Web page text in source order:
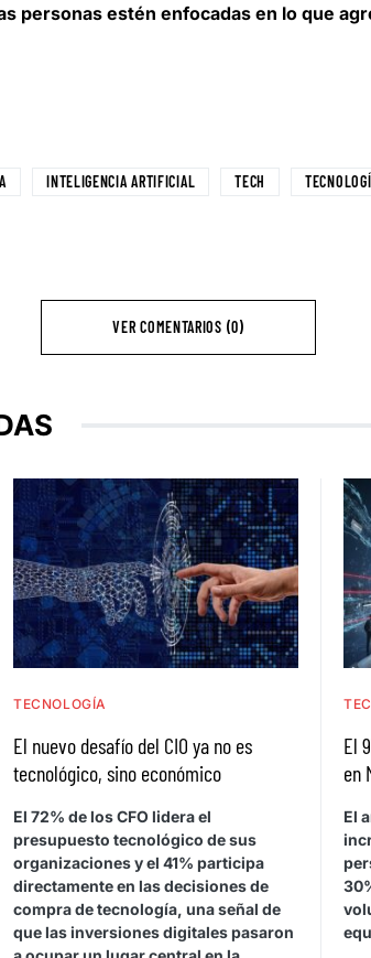
personas estén enfocadas en lo que
INTELIGENCIA ARTIFICIAL TECH
VER COMENTARIOS (0)
TECNOLOGÍA
El nuevo desafío del CIO ya no es
tecnológico, sino económico
El 72% de los CFO lidera el
presupuesto tecnológico de sus
organizaciones y el 41% participa
directamente en las decisiones de
compra de tecnología, una señal de
que las inversiones digitales pasaron
El
en
El